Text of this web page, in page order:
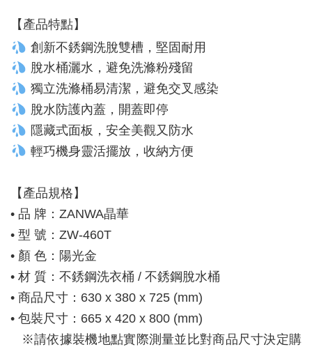
【產品特點】
創新不銹鋼洗脫雙槽，堅固耐用
脫水桶灑水，避免洗滌粉殘留
獨立洗滌桶易清潔，避免交叉感染
脫水防護內蓋，開蓋即停
隱藏式面板，安全美觀又防水
輕巧機身靈活擺放，收納方便
【產品規格】
• 品 牌：ZANWA晶華
• 型 號：ZW-460T
• 顏 色：陽光金
• 材 質：不銹鋼洗衣桶 / 不銹鋼脫水桶
• 商品尺寸：630 x 380 x 725 (mm)
• 包裝尺寸：665 x 420 x 800 (mm)
※請依據裝機地點實際測量並比對商品尺寸決定購